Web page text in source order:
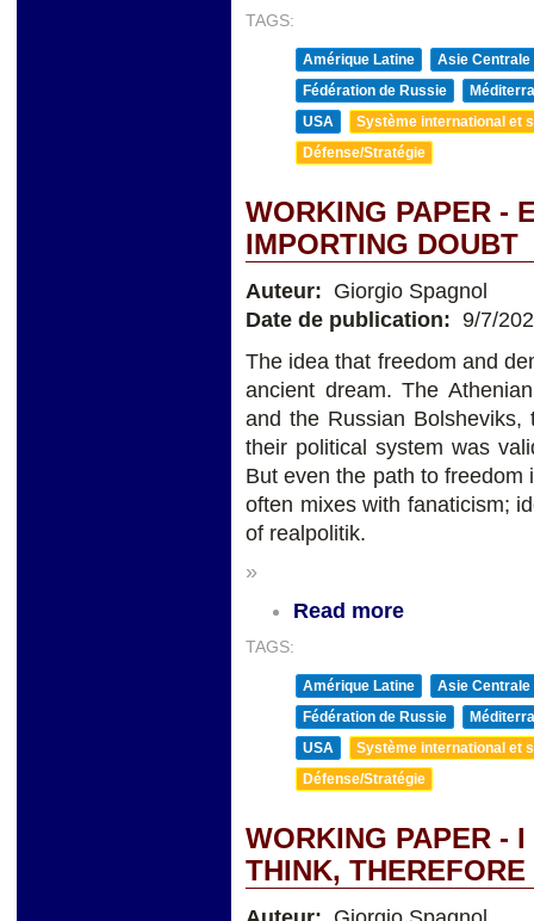
TAGS:
Amérique Latine
Asie Centrale
Fédération de Russie
USA
Système international et
Défense/Stratégie
WORKING PAPER -
IMPORTING DOUBT
Auteur: Giorgio Spagnol
Date de publication: 9/7/
The idea that freedom and
ancient dream. The
and the Russian
their political system was
But even the path to
often mixes with fanaticism;
of realpolitik.
»
Read more
TAGS:
Amérique Latine
Asie Centrale
Fédération de Russie
USA
Système international et
Défense/Stratégie
WORKING PAPER -
THINK, THEREFORE